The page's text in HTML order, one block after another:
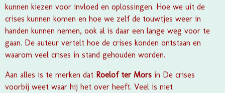
kunnen kiezen voor invloed en oplossingen. Hoe we uit de
crises kunnen komen en hoe we zelf de touwtjes weer in
handen kunnen nemen, ook al is daar een lange weg voor te
gaan. De auteur vertelt hoe de crises konden ontstaan en
waarom veel crises in stand gehouden worden.
Aan alles is te merken dat Roelof ter Mors in De crises
voorbij weet waar hij het over heeft. Veel is niet